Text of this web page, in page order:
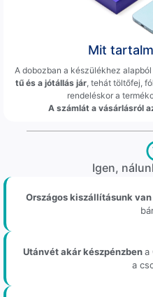
Mit
A dobozban a készülékhez alapból
tű és a jótállás jár , tehát töltőfej,
rendeléskor a
A számlát a vásárlásról
Igen,
Országos kiszállításunk van
Utánvét akár készpénzbena
a